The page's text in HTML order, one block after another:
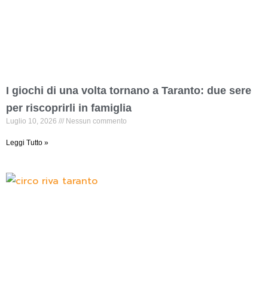
I giochi di una volta tornano a Taranto: due sere
per riscoprirli in famiglia
Luglio 10, 2026 Nessun commento
Leggi Tutto »